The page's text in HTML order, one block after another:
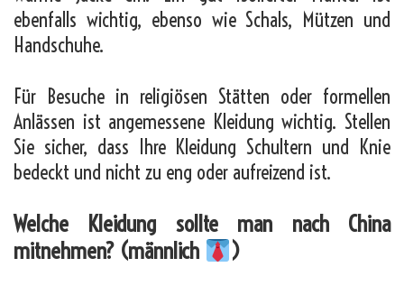
ebenfalls wichtig, ebenso wie Schals, Mützen und
Handschuhe.
Für Besuche in religiösen Stätten oder formellen
Anlässen ist angemessene Kleidung wichtig. Stellen
Sie sicher, dass Ihre Kleidung Schultern und Knie
bedeckt und nicht zu eng oder aufreizend ist.
Welche Kleidung sollte man nach China
mitnehmen? (männlich
)